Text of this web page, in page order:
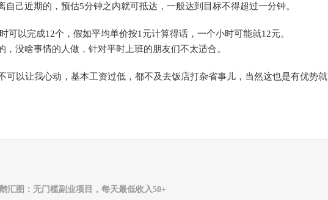
己近期的，预估5分钟之内就可抵达，一般达到目标不得超过一分钟。
可以完成12个，假如平均单价按1元计算得话，一个小时可能就12元。
没啥事情的人做，针对平时上班的朋友们不太适合。
可以让我心动，基本工资过低，都不及去饭店打杂省事儿，当然这也是有优势就
汇图：无门槛副业项目，每天最低收入50+